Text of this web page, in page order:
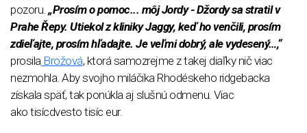
pozoru. „Prosím o pomoc... môj Jordy - Džordy sa stratil v
Prahe Řepy. Utiekol z kliniky Jaggy, keď ho venčili, prosím
zdieľajte, prosím hľadajte. Je veľmi dobrý, ale vydesený…,“
prosila Brožová, ktorá samozrejme z takej diaľky nič viac
nezmohla. Aby svojho miláčika Rhodéskeho ridgebacka
získala späť, tak ponúkla aj slušnú odmenu. Viac
ako tisícdvesto tisíc eur.